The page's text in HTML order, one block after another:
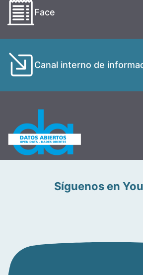
Face
Canal interno de
Síguenos en